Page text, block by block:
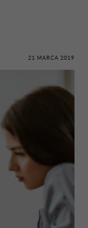
21 MARCA 2019